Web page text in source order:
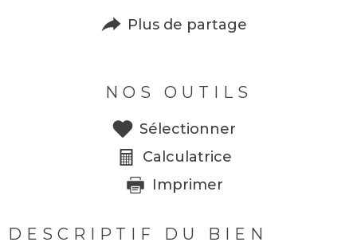
Plus de partage
NOS OUTILS
Sélectionner
Calculatrice
Imprimer
DESCRIPTIF DU BIEN